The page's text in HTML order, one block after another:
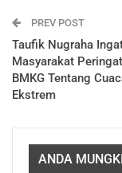
PREV POST
Taufik Nugraha
Masyarakat
BMKG Tentang
Ekstrem
ANDA